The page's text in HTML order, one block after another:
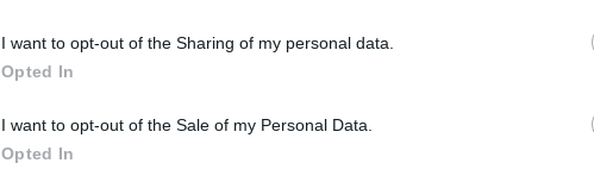
I want to opt-out of the Sharing of my personal data.
Opted In
I want to opt-out of the Sale of my Personal Data.
Opted In